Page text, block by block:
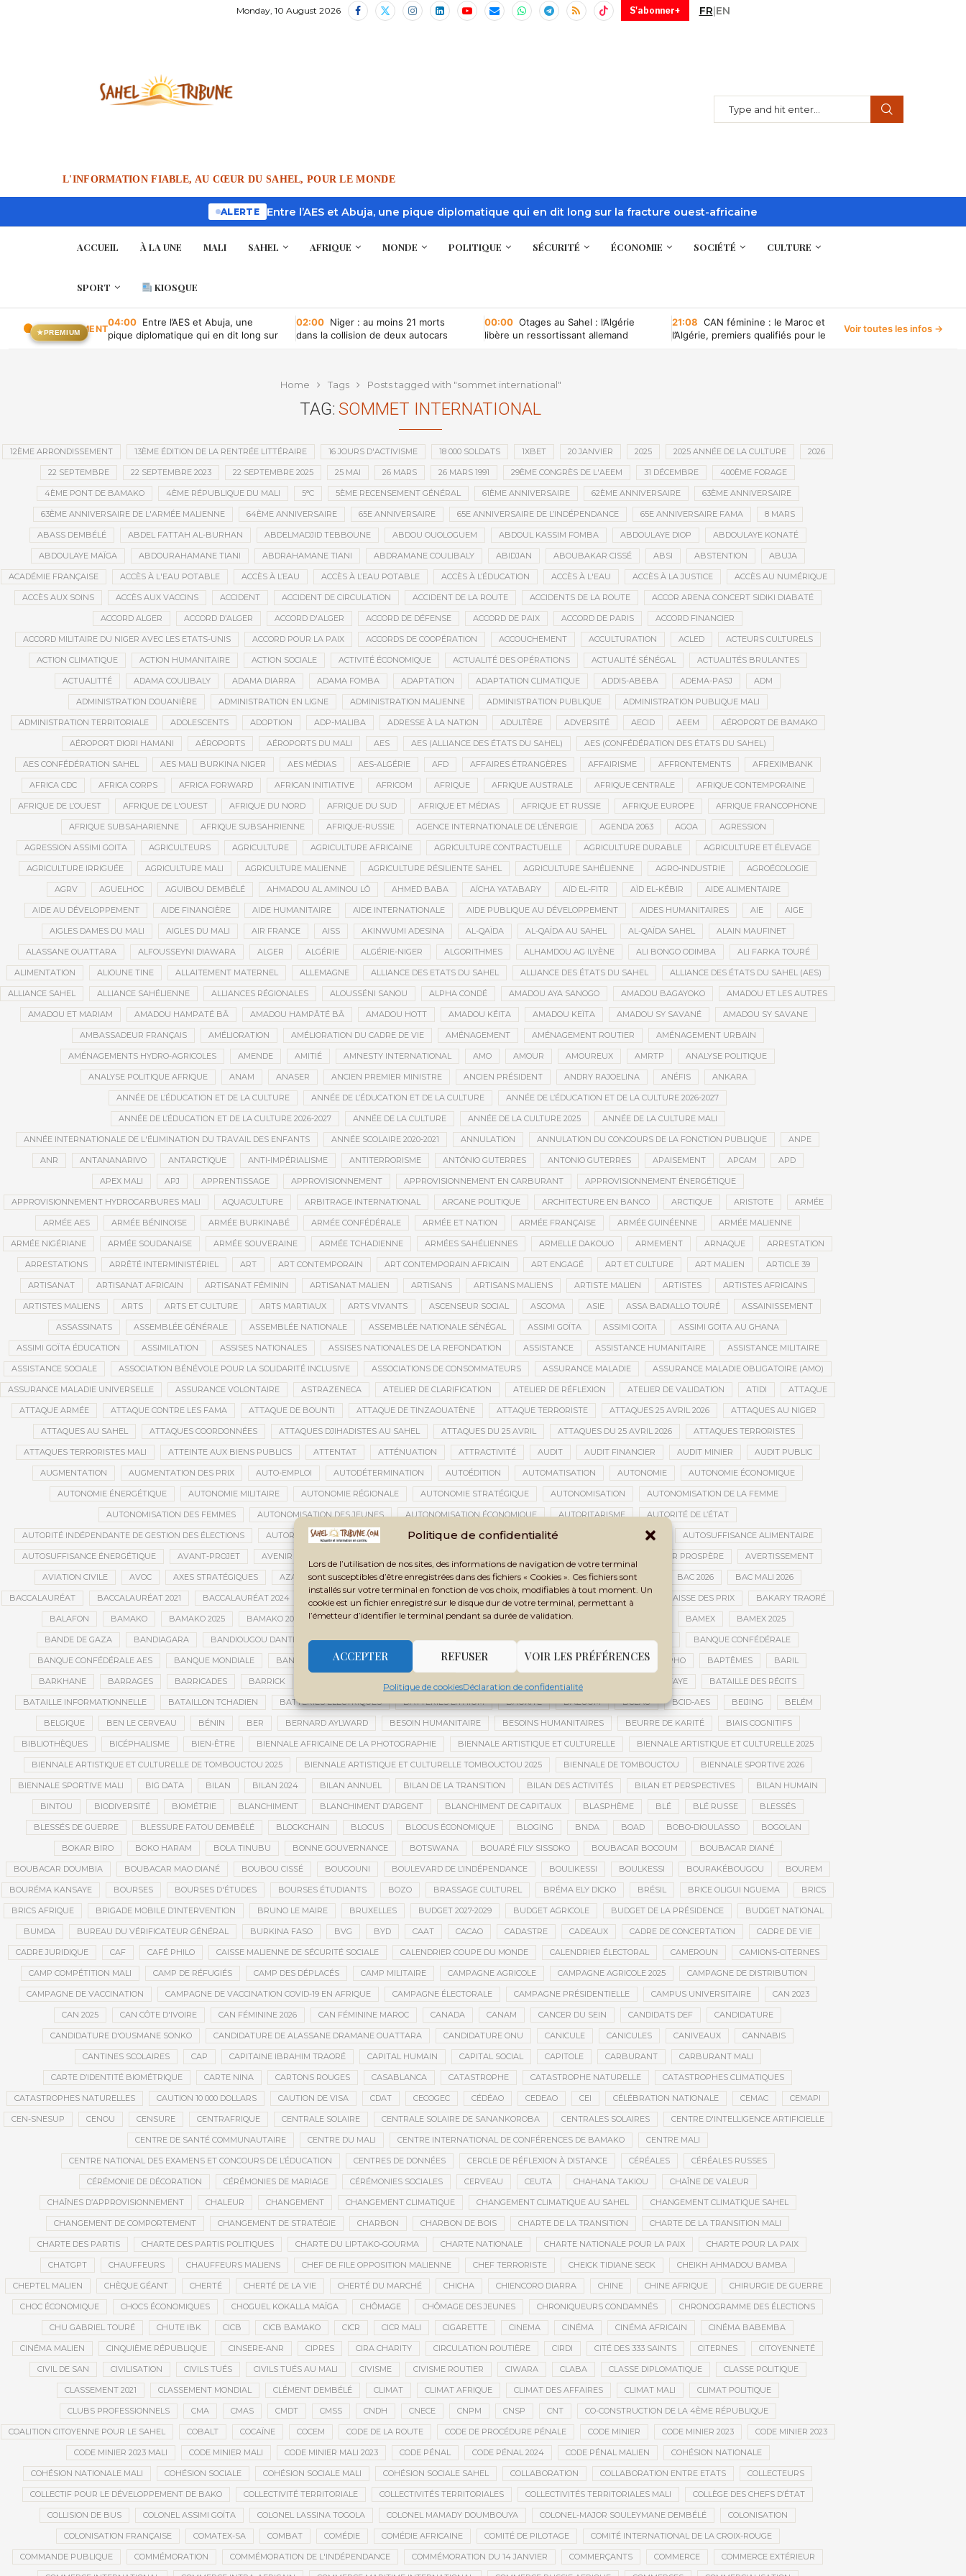
Politique de confidentialité
Lors de l’utilisation de nos sites, des informations de navigation de votre terminal
sont susceptibles d’être enregistrées dans des fichiers « Cookies ». Ces fichiers sont
installés sur votre terminal en fonction de vos choix, modifiables à tout moment. Un
cookie est un fichier enregistré sur le disque dur de votre terminal, permettant à
l’émetteur d’identifier le terminal pendant sa durée de validation.
ACCEPTER REFUSER VOIR LES PRÉFÉRENCES
Politique de cookiesDéclaration de confidentialité
Monday, 10 August 2026 S'abonner+ FR EN
L'INFORMATION FIABLE, AU CŒUR DU SAHEL, POUR LE MONDE
ALERTE Entre l’AES et Abuja, une pique diplomatique qui en dit long sur la fracture ouest-africaine
ACCUEIL À LA UNE MALI SAHEL AFRIQUE MONDE POLITIQUE SÉCURITÉ ÉCONOMIE SOCIÉTÉ CULTURE
SPORT KIOSQUE
EN CE MOMENT
★PREMIUM
04:00 Entre l’AES et Abuja, une
pique diplomatique qui en dit long sur
02:00 Niger : au moins 21 morts
dans la collision de deux autocars
00:00 Otages au Sahel : l’Algérie
libère un ressortissant allemand
21:08 CAN féminine : le Maroc et
l’Algérie, premiers qualifiés pour le
Voir toutes les infos →
Home Tags Posts tagged with "sommet international"
TAG: SOMMET INTERNATIONAL
12ÈME ARRONDISSEMENT 13ÈME ÉDITION DE LA RENTRÉE LITTÉRAIRE 16 JOURS D'ACTIVISME 18 000 SOLDATS 1XBET 20 JANVIER 2025 2025 ANNÉE DE LA CULTURE 2026
22 SEPTEMBRE 22 SEPTEMBRE 2023 22 SEPTEMBRE 2025 25 MAI 26 MARS 26 MARS 1991 29ÈME CONGRÈS DE L'AEEM 31 DÉCEMBRE 400ÈME FORAGE
4ÈME PONT DE BAMAKO 4ÈME RÉPUBLIQUE DU MALI 5°C 5ÈME RECENSEMENT GÉNÉRAL 61ÈME ANNIVERSAIRE 62ÈME ANNIVERSAIRE 63ÈME ANNIVERSAIRE
63ÈME ANNIVERSAIRE DE L'ARMÉE MALIENNE 64ÈME ANNIVERSAIRE 65E ANNIVERSAIRE 65E ANNIVERSAIRE DE L’INDÉPENDANCE 65E ANNIVERSAIRE FAMA 8 MARS
ABASS DEMBÉLÉ ABDEL FATTAH AL-BURHAN ABDELMADJID TEBBOUNE ABDOU OUOLOGUEM ABDOUL KASSIM FOMBA ABDOULAYE DIOP ABDOULAYE KONATÉ
ABDOULAYE MAÏGA ABDOURAHAMANE TIANI ABDRAHAMANE TIANI ABDRAMANE COULIBALY ABIDJAN ABOUBAKAR CISSÉ ABSI ABSTENTION ABUJA
ACADÉMIE FRANÇAISE ACCÈS À L'EAU POTABLE ACCÈS À L’EAU ACCÈS À L’EAU POTABLE ACCÈS À L’ÉDUCATION ACCÈS À L'EAU ACCÈS À LA JUSTICE ACCÈS AU NUMÉRIQUE
ACCÈS AUX SOINS ACCÈS AUX VACCINS ACCIDENT ACCIDENT DE CIRCULATION ACCIDENT DE LA ROUTE ACCIDENTS DE LA ROUTE ACCOR ARENA CONCERT SIDIKI DIABATÉ
ACCORD ALGER ACCORD D’ALGER ACCORD D'ALGER ACCORD DE DÉFENSE ACCORD DE PAIX ACCORD DE PARIS ACCORD FINANCIER
ACCORD MILITAIRE DU NIGER AVEC LES ETATS-UNIS ACCORD POUR LA PAIX ACCORDS DE COOPÉRATION ACCOUCHEMENT ACCULTURATION ACLED ACTEURS CULTURELS
ACTION CLIMATIQUE ACTION HUMANITAIRE ACTION SOCIALE ACTIVITÉ ÉCONOMIQUE ACTUALITÉ DES OPÉRATIONS ACTUALITÉ SÉNÉGAL ACTUALITÉS BRULANTES
ACTUALITTÉ ADAMA COULIBALY ADAMA DIARRA ADAMA FOMBA ADAPTATION ADAPTATION CLIMATIQUE ADDIS-ABEBA ADEMA-PASJ ADM
ADMINISTRATION DOUANIÈRE ADMINISTRATION EN LIGNE ADMINISTRATION MALIENNE ADMINISTRATION PUBLIQUE ADMINISTRATION PUBLIQUE MALI
ADMINISTRATION TERRITORIALE ADOLESCENTS ADOPTION ADP-MALIBA ADRESSE À LA NATION ADULTÈRE ADVERSITÉ AECID AEEM AÉROPORT DE BAMAKO
AÉROPORT DIORI HAMANI AÉROPORTS AÉROPORTS DU MALI AES AES (ALLIANCE DES ÉTATS DU SAHEL) AES (CONFÉDÉRATION DES ÉTATS DU SAHEL)
AES CONFÉDÉRATION SAHEL AES MALI BURKINA NIGER AES MÉDIAS AES-ALGÉRIE AFD AFFAIRES ÉTRANGÈRES AFFAIRISME AFFRONTEMENTS AFREXIMBANK
AFRICA CDC AFRICA CORPS AFRICA FORWARD AFRICAN INITIATIVE AFRICOM AFRIQUE AFRIQUE AUSTRALE AFRIQUE CENTRALE AFRIQUE CONTEMPORAINE
AFRIQUE DE L’OUEST AFRIQUE DE L'OUEST AFRIQUE DU NORD AFRIQUE DU SUD AFRIQUE ET MÉDIAS AFRIQUE ET RUSSIE AFRIQUE EUROPE AFRIQUE FRANCOPHONE
AFRIQUE SUBSAHARIENNE AFRIQUE SUBSAHRIENNE AFRIQUE-RUSSIE AGENCE INTERNATIONALE DE L’ÉNERGIE AGENDA 2063 AGOA AGRESSION
AGRESSION ASSIMI GOITA AGRICULTEURS AGRICULTURE AGRICULTURE AFRICAINE AGRICULTURE CONTRACTUELLE AGRICULTURE DURABLE AGRICULTURE ET ÉLEVAGE
AGRICULTURE IRRIGUÉE AGRICULTURE MALI AGRICULTURE MALIENNE AGRICULTURE RÉSILIENTE SAHEL AGRICULTURE SAHÉLIENNE AGRO-INDUSTRIE AGROÉCOLOGIE
AGRV AGUELHOC AGUIBOU DEMBÉLÉ AHMADOU AL AMINOU LÔ AHMED BABA AÏCHA YATABARY AÏD EL-FITR AÏD EL-KÉBIR AIDE ALIMENTAIRE
AIDE AU DÉVELOPPEMENT AIDE FINANCIÈRE AIDE HUMANITAIRE AIDE INTERNATIONALE AIDE PUBLIQUE AU DÉVELOPPEMENT AIDES HUMANITAIRES AIE AIGE
AIGLES DAMES DU MALI AIGLES DU MALI AIR FRANCE AISS AKINWUMI ADESINA AL-QAÏDA AL-QAÏDA AU SAHEL AL-QAÏDA SAHEL ALAIN MAUFINET
ALASSANE OUATTARA ALFOUSSEYNI DIAWARA ALGER ALGÉRIE ALGÉRIE-NIGER ALGORITHMES ALHAMDOU AG ILYÈNE ALI BONGO ODIMBA ALI FARKA TOURÉ
ALIMENTATION ALIOUNE TINE ALLAITEMENT MATERNEL ALLEMAGNE ALLIANCE DES ETATS DU SAHEL ALLIANCE DES ÉTATS DU SAHEL ALLIANCE DES ÉTATS DU SAHEL (AES)
ALLIANCE SAHEL ALLIANCE SAHÉLIENNE ALLIANCES RÉGIONALES ALOUSSÉNI SANOU ALPHA CONDÉ AMADOU AYA SANOGO AMADOU BAGAYOKO AMADOU ET LES AUTRES
AMADOU ET MARIAM AMADOU HAMPATÉ BÂ AMADOU HAMPÂTÉ BÂ AMADOU HOTT AMADOU KÉITA AMADOU KEÏTA AMADOU SY SAVANÉ AMADOU SY SAVANE
AMBASSADEUR FRANÇAIS AMÉLIORATION AMÉLIORATION DU CADRE DE VIE AMÉNAGEMENT AMÉNAGEMENT ROUTIER AMÉNAGEMENT URBAIN
AMÉNAGEMENTS HYDRO-AGRICOLES AMENDE AMITIÉ AMNESTY INTERNATIONAL AMO AMOUR AMOUREUX AMRTP ANALYSE POLITIQUE
ANALYSE POLITIQUE AFRIQUE ANAM ANASER ANCIEN PREMIER MINISTRE ANCIEN PRÉSIDENT ANDRY RAJOELINA ANÉFIS ANKARA
ANNÉE DE L’ÉDUCATION ET DE LA CULTURE ANNÉE DE L’ÉDUCATION ET DE LA CULTURE ANNÉE DE L’ÉDUCATION ET DE LA CULTURE 2026-2027
ANNÉE DE L’ÉDUCATION ET DE LA CULTURE 2026-2027 ANNÉE DE LA CULTURE ANNÉE DE LA CULTURE 2025 ANNÉE DE LA CULTURE MALI
ANNÉE INTERNATIONALE DE L'ÉLIMINATION DU TRAVAIL DES ENFANTS ANNÉE SCOLAIRE 2020-2021 ANNULATION ANNULATION DU CONCOURS DE LA FONCTION PUBLIQUE ANPE
ANR ANTANANARIVO ANTARCTIQUE ANTI-IMPÉRIALISME ANTITERRORISME ANTÓNIO GUTERRES ANTONIO GUTERRES APAISEMENT APCAM APD
APEX MALI APJ APPRENTISSAGE APPROVISIONNEMENT APPROVISIONNEMENT EN CARBURANT APPROVISIONNEMENT ÉNERGÉTIQUE
APPROVISIONNEMENT HYDROCARBURES MALI AQUACULTURE ARBITRAGE INTERNATIONAL ARCANE POLITIQUE ARCHITECTURE EN BANCO ARCTIQUE ARISTOTE ARMÉE
ARMÉE AES ARMÉE BÉNINOISE ARMÉE BURKINABÉ ARMÉE CONFÉDÉRALE ARMÉE ET NATION ARMÉE FRANÇAISE ARMÉE GUINÉENNE ARMÉE MALIENNE
ARMÉE NIGÉRIANE ARMÉE SOUDANAISE ARMÉE SOUVERAINE ARMÉE TCHADIENNE ARMÉES SAHÉLIENNES ARMELLE DAKOUO ARMEMENT ARNAQUE ARRESTATION
ARRESTATIONS ARRÊTÉ INTERMINISTÉRIEL ART ART CONTEMPORAIN ART CONTEMPORAIN AFRICAIN ART ENGAGÉ ART ET CULTURE ART MALIEN ARTICLE 39
ARTISANAT ARTISANAT AFRICAIN ARTISANAT FÉMININ ARTISANAT MALIEN ARTISANS ARTISANS MALIENS ARTISTE MALIEN ARTISTES ARTISTES AFRICAINS
ARTISTES MALIENS ARTS ARTS ET CULTURE ARTS MARTIAUX ARTS VIVANTS ASCENSEUR SOCIAL ASCOMA ASIE ASSA BADIALLO TOURÉ ASSAINISSEMENT
ASSASSINATS ASSEMBLÉE GÉNÉRALE ASSEMBLÉE NATIONALE ASSEMBLÉE NATIONALE SÉNÉGAL ASSIMI GOÏTA ASSIMI GOITA ASSIMI GOITA AU GHANA
ASSIMI GOÏTA ÉDUCATION ASSIMILATION ASSISES NATIONALES ASSISES NATIONALES DE LA REFONDATION ASSISTANCE ASSISTANCE HUMANITAIRE ASSISTANCE MILITAIRE
ASSISTANCE SOCIALE ASSOCIATION BÉNÉVOLE POUR LA SOLIDARITÉ INCLUSIVE ASSOCIATIONS DE CONSOMMATEURS ASSURANCE MALADIE ASSURANCE MALADIE OBLIGATOIRE (AMO)
ASSURANCE MALADIE UNIVERSELLE ASSURANCE VOLONTAIRE ASTRAZENECA ATELIER DE CLARIFICATION ATELIER DE RÉFLEXION ATELIER DE VALIDATION ATIDI ATTAQUE
ATTAQUE ARMÉE ATTAQUE CONTRE LES FAMA ATTAQUE DE BOUNTI ATTAQUE DE TINZAOUATÈNE ATTAQUE TERRORISTE ATTAQUES 25 AVRIL 2026 ATTAQUES AU NIGER
ATTAQUES AU SAHEL ATTAQUES COORDONNÉES ATTAQUES DJIHADISTES AU SAHEL ATTAQUES DU 25 AVRIL ATTAQUES DU 25 AVRIL 2026 ATTAQUES TERRORISTES
ATTAQUES TERRORISTES MALI ATTEINTE AUX BIENS PUBLICS ATTENTAT ATTÉNUATION ATTRACTIVITÉ AUDIT AUDIT FINANCIER AUDIT MINIER AUDIT PUBLIC
AUGMENTATION AUGMENTATION DES PRIX AUTO-EMPLOI AUTODÉTERMINATION AUTOÉDITION AUTOMATISATION AUTONOMIE AUTONOMIE ÉCONOMIQUE
AUTONOMIE ÉNERGÉTIQUE AUTONOMIE MILITAIRE AUTONOMIE RÉGIONALE AUTONOMIE STRATÉGIQUE AUTONOMISATION AUTONOMISATION DE LA FEMME
AUTONOMISATION DES FEMMES AUTONOMISATION DES JEUNES AUTONOMISATION ÉCONOMIQUE AUTORITARISME AUTORITÉ DE L’ÉTAT
AUTORITÉ INDÉPENDANTE DE GESTION DES ÉLECTIONS AUTORITÉS COUTUMIÈRES AUTORITÉS DE LA TRANSITION AUTORITÉS TRADITIONNELLES AUTOSUFFISANCE ALIMENTAIRE
AUTOSUFFISANCE ÉNERGÉTIQUE AVANT-PROJET AVENIR DES JEUNES AVENIR PROSPÈRE AVERTISSEMENT
AVIATION CIVILE AVOC AXES STRATÉGIQUES AZAWAD AZERBAÏDJAN B2GOLD MALI BABA DAKONO BABEMBA TRAORÉ BAC 2026 BAC MALI 2026
BACCALAURÉAT BACCALAURÉAT 2021 BACCALAURÉAT 2024 BACCALAURÉAT MALI BACODJICORONI BAD BADEA BAH NDAW BAISSE DES PRIX BAKARY TRAORÉ
BALAFON BAMAKO BAMAKO 2025 BAMAKO 2026 BAMAKO SÉCURITÉ BAMAKO SPORT 2026 BAMAKO-SÉNOU BAMEX BAMEX 2025
BANDE DE GAZA BANDIAGARA BANDIOUGOU DANTÉ BANDITISME BANGUI BANQUE BANQUE AFRICAINE DE DÉVELOPPEMENT BANQUE CONFÉDÉRALE
BANQUE CONFÉDÉRALE AES BANQUE MONDIALE BANQUE OUEST-AFRICAINE DE DÉVELOPPEMENT BANQUES BANQUES RUSSES BAPHO BAPTÊMES BARIL
BARKHANE BARRAGES BARRICADES BARRICK BARS BASSIROU DIOMAYE FAYE BATAILLE DES RÉCITS
BATAILLE INFORMATIONNELLE BATAILLON TCHADIEN BATTERIES ÉLECTRIQUES BATTERIES LITHIUM BAUXITE BAZOUM BCEAO BCID-AES BEIJING BELÉM
BELGIQUE BEN LE CERVEAU BÉNIN BER BERNARD AYLWARD BESOIN HUMANITAIRE BESOINS HUMANITAIRES BEURRE DE KARITÉ BIAIS COGNITIFS
BIBLIOTHÈQUES BICÉPHALISME BIEN-ÊTRE BIENNALE AFRICAINE DE LA PHOTOGRAPHIE BIENNALE ARTISTIQUE ET CULTURELLE BIENNALE ARTISTIQUE ET CULTURELLE 2025
BIENNALE ARTISTIQUE ET CULTURELLE DE TOMBOUCTOU 2025 BIENNALE ARTISTIQUE ET CULTURELLE TOMBOUCTOU 2025 BIENNALE DE TOMBOUCTOU BIENNALE SPORTIVE 2026
BIENNALE SPORTIVE MALI BIG DATA BILAN BILAN 2024 BILAN ANNUEL BILAN DE LA TRANSITION BILAN DES ACTIVITÉS BILAN ET PERSPECTIVES BILAN HUMAIN
BINTOU BIODIVERSITÉ BIOMÉTRIE BLANCHIMENT BLANCHIMENT D’ARGENT BLANCHIMENT DE CAPITAUX BLASPHÈME BLÉ BLÉ RUSSE BLESSÉS
BLESSÉS DE GUERRE BLESSURE FATOU DEMBÉLÉ BLOCKCHAIN BLOCUS BLOCUS ÉCONOMIQUE BLOGING BNDA BOAD BOBO-DIOULASSO BOGOLAN
BOKAR BIRO BOKO HARAM BOLA TINUBU BONNE GOUVERNANCE BOTSWANA BOUARÉ FILY SISSOKO BOUBACAR BOCOUM BOUBACAR DIANÉ
BOUBACAR DOUMBIA BOUBACAR MAO DIANÉ BOUBOU CISSÉ BOUGOUNI BOULEVARD DE L’INDÉPENDANCE BOULIKESSI BOULKESSI BOURAKÉBOUGOU BOUREM
BOURÉMA KANSAYE BOURSES BOURSES D'ÉTUDES BOURSES ÉTUDIANTS BOZO BRASSAGE CULTUREL BRÉMA ELY DICKO BRÉSIL BRICE OLIGUI NGUEMA BRICS
BRICS AFRIQUE BRIGADE MOBILE D’INTERVENTION BRUNO LE MAIRE BRUXELLES BUDGET 2027-2029 BUDGET AGRICOLE BUDGET DE LA PRÉSIDENCE BUDGET NATIONAL
BUMDA BUREAU DU VÉRIFICATEUR GÉNÉRAL BURKINA FASO BVG BYD CAAT CACAO CADASTRE CADEAUX CADRE DE CONCERTATION CADRE DE VIE
CADRE JURIDIQUE CAF CAFÉ PHILO CAISSE MALIENNE DE SÉCURITÉ SOCIALE CALENDRIER COUPE DU MONDE CALENDRIER ÉLECTORAL CAMEROUN CAMIONS-CITERNES
CAMP COMPÉTITION MALI CAMP DE RÉFUGIÉS CAMP DES DÉPLACÉS CAMP MILITAIRE CAMPAGNE AGRICOLE CAMPAGNE AGRICOLE 2025 CAMPAGNE DE DISTRIBUTION
CAMPAGNE DE VACCINATION CAMPAGNE DE VACCINATION COVID-19 EN AFRIQUE CAMPAGNE ÉLECTORALE CAMPAGNE PRÉSIDENTIELLE CAMPUS UNIVERSITAIRE CAN 2023
CAN 2025 CAN CÔTE D'IVOIRE CAN FÉMININE 2026 CAN FÉMININE MAROC CANADA CANAM CANCER DU SEIN CANDIDATS DEF CANDIDATURE
CANDIDATURE D'OUSMANE SONKO CANDIDATURE DE ALASSANE DRAMANE OUATTARA CANDIDATURE ONU CANICULE CANICULES CANIVEAUX CANNABIS
CANTINES SCOLAIRES CAP CAPITAINE IBRAHIM TRAORÉ CAPITAL HUMAIN CAPITAL SOCIAL CAPITOLE CARBURANT CARBURANT MALI
CARTE D’IDENTITÉ BIOMÉTRIQUE CARTE NINA CARTONS ROUGES CASABLANCA CATASTROPHE CATASTROPHE NATURELLE CATASTROPHES CLIMATIQUES
CATASTROPHES NATURELLES CAUTION 10 000 DOLLARS CAUTION DE VISA CDAT CECOGEC CÉDÉAO CEDEAO CEI CÉLÉBRATION NATIONALE CEMAC CEMAPI
CEN-SNESUP CENOU CENSURE CENTRAFRIQUE CENTRALE SOLAIRE CENTRALE SOLAIRE DE SANANKOROBA CENTRALES SOLAIRES CENTRE D'INTELLIGENCE ARTIFICIELLE
CENTRE DE SANTÉ COMMUNAUTAIRE CENTRE DU MALI CENTRE INTERNATIONAL DE CONFÉRENCES DE BAMAKO CENTRE MALI
CENTRE NATIONAL DES EXAMENS ET CONCOURS DE L’ÉDUCATION CENTRES DE DONNÉES CERCLE DE RÉFLEXION À DISTANCE CÉRÉALES CÉRÉALES RUSSES
CÉRÉMONIE DE DÉCORATION CÉRÉMONIES DE MARIAGE CÉRÉMONIES SOCIALES CERVEAU CEUTA CHAHANA TAKIOU CHAÎNE DE VALEUR
CHAÎNES D’APPROVISIONNEMENT CHALEUR CHANGEMENT CHANGEMENT CLIMATIQUE CHANGEMENT CLIMATIQUE AU SAHEL CHANGEMENT CLIMATIQUE SAHEL
CHANGEMENT DE COMPORTEMENT CHANGEMENT DE STRATÉGIE CHARBON CHARBON DE BOIS CHARTE DE LA TRANSITION CHARTE DE LA TRANSITION MALI
CHARTE DES PARTIS CHARTE DES PARTIS POLITIQUES CHARTE DU LIPTAKO-GOURMA CHARTE NATIONALE CHARTE NATIONALE POUR LA PAIX CHARTE POUR LA PAIX
CHATGPT CHAUFFEURS CHAUFFEURS MALIENS CHEF DE FILE OPPOSITION MALIENNE CHEF TERRORISTE CHEICK TIDIANE SECK CHEIKH AHMADOU BAMBA
CHEPTEL MALIEN CHÈQUE GÉANT CHERTÉ CHERTÉ DE LA VIE CHERTÉ DU MARCHÉ CHICHA CHIENCORO DIARRA CHINE CHINE AFRIQUE CHIRURGIE DE GUERRE
CHOC ÉCONOMIQUE CHOCS ÉCONOMIQUES CHOGUEL KOKALLA MAÏGA CHÔMAGE CHÔMAGE DES JEUNES CHRONIQUEURS CONDAMNÉS CHRONOGRAMME DES ÉLECTIONS
CHU GABRIEL TOURÉ CHUTE IBK CICB CICB BAMAKO CICR CICR MALI CIGARETTE CINEMA CINÉMA CINÉMA AFRICAIN CINÉMA BABEMBA
CINÉMA MALIEN CINQUIÈME RÉPUBLIQUE CINSERE-ANR CIPRES CIRA CHARITY CIRCULATION ROUTIÈRE CIRDI CITÉ DES 333 SAINTS CITERNES CITOYENNETÉ
CIVIL DE SAN CIVILISATION CIVILS TUÉS CIVILS TUÉS AU MALI CIVISME CIVISME ROUTIER CIWARA CLABA CLASSE DIPLOMATIQUE CLASSE POLITIQUE
CLASSEMENT 2021 CLASSEMENT MONDIAL CLÉMENT DEMBÉLÉ CLIMAT CLIMAT AFRIQUE CLIMAT DES AFFAIRES CLIMAT MALI CLIMAT POLITIQUE
CLUBS PROFESSIONNELS CMA CMAS CMDT CMSS CNDH CNECE CNPM CNSP CNT CO-CONSTRUCTION DE LA 4ÈME RÉPUBLIQUE
COALITION CITOYENNE POUR LE SAHEL COBALT COCAÏNE COCEM CODE DE LA ROUTE CODE DE PROCÉDURE PÉNALE CODE MINIER CODE MINIER 2023 CODE MINIER 2023
CODE MINIER 2023 MALI CODE MINIER MALI CODE MINIER MALI 2023 CODE PÉNAL CODE PÉNAL 2024 CODE PÉNAL MALIEN COHÉSION NATIONALE
COHÉSION NATIONALE MALI COHÉSION SOCIALE COHÉSION SOCIALE MALI COHÉSION SOCIALE SAHEL COLLABORATION COLLABORATION ENTRE ETATS COLLECTEURS
COLLECTIF POUR LE DÉVELOPPEMENT DE BAKO COLLECTIVITÉ TERRITORIALE COLLECTIVITÉS TERRITORIALES COLLECTIVITÉS TERRITORIALES MALI COLLÈGE DES CHEFS D’ÉTAT
COLLISION DE BUS COLONEL ASSIMI GOÏTA COLONEL LASSINA TOGOLA COLONEL MAMADY DOUMBOUYA COLONEL-MAJOR SOULEYMANE DEMBÉLÉ COLONISATION
COLONISATION FRANÇAISE COMATEX-SA COMBAT COMÉDIE COMÉDIE AFRICAINE COMITÉ DE PILOTAGE COMITÉ INTERNATIONAL DE LA CROIX-ROUGE
COMMANDE PUBLIQUE COMMÉMORATION COMMÉMORATION DE L'INDÉPENDANCE COMMÉMORATION DU 14 JANVIER COMMERÇANTS COMMERCE COMMERCE EXTÉRIEUR